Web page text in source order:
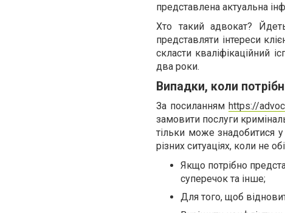
представлена актуальна
Хто такий адвокат?
представляти інтереси
скласти кваліфікаційний
два роки.
Випадки, коли
За посиланнямhttps://
замовити послуги
тільки може знадобитися
різних ситуаціях, коли не
Якщо потрібно
суперечок та інше;
Для того, щоб